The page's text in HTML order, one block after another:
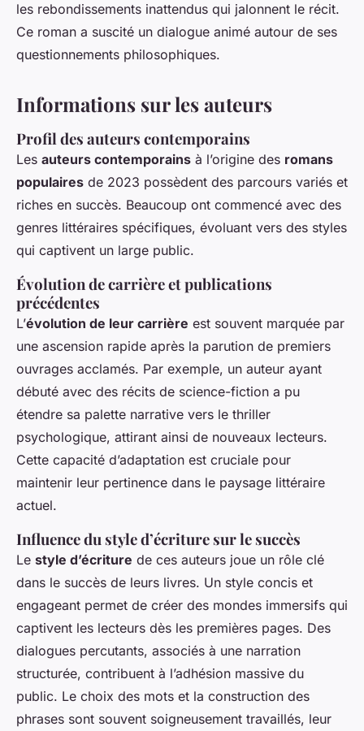
les rebondissements inattendus qui jalonnent le récit.
Ce roman a suscité un dialogue animé autour de ses
questionnements philosophiques.
Informations sur les auteurs
Profil des auteurs contemporains
Les auteurs contemporains à l’origine des romans
populaires de 2023 possèdent des parcours variés et
riches en succès. Beaucoup ont commencé avec des
genres littéraires spécifiques, évoluant vers des styles
qui captivent un large public.
Évolution de carrière et publications
précédentes
L’évolution de leur carrière est souvent marquée par
une ascension rapide après la parution de premiers
ouvrages acclamés. Par exemple, un auteur ayant
débuté avec des récits de science-fiction a pu
étendre sa palette narrative vers le thriller
psychologique, attirant ainsi de nouveaux lecteurs.
Cette capacité d’adaptation est cruciale pour
maintenir leur pertinence dans le paysage littéraire
actuel.
Influence du style d’écriture sur le succès
Le style d’écriture de ces auteurs joue un rôle clé
dans le succès de leurs livres. Un style concis et
engageant permet de créer des mondes immersifs qui
captivent les lecteurs dès les premières pages. Des
dialogues percutants, associés à une narration
structurée, contribuent à l’adhésion massive du
public. Le choix des mots et la construction des
phrases sont souvent soigneusement travaillés, leur